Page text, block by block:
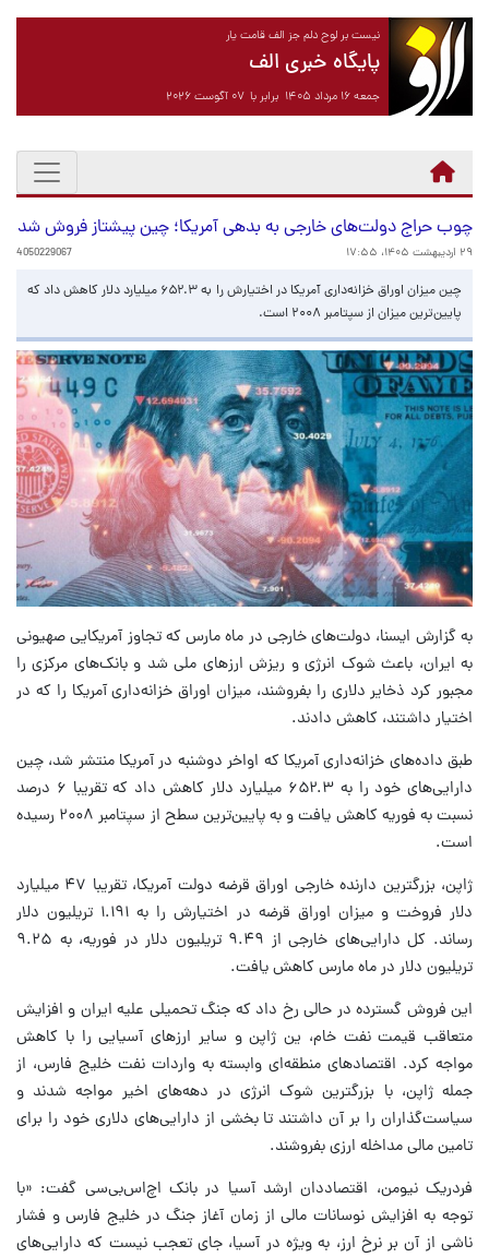
نیست بر لوح دلم جز الف قامت یار
پایگاه خبری الف
جمعه ۱۶ مرداد ۱۴۰۵ برابر با ۰۷ آگوست ۲۰۲۶
چوب حراج دولت‌های خارجی به بدهی آمریکا؛ چین پیشتاز فروش شد
۲۹ اردیبهشت ۱۴۰۵، ۱۷:۵۵ 4050229067
چین میزان اوراق خزانه‌داری آمریکا در اختیارش را به ۶۵۲.۳ میلیارد دلار کاهش داد که
پایین‌ترین میزان از سپتامبر ۲۰۰۸ است.
به گزارش ایسنا، دولت‌های خارجی در ماه مارس که تجاوز آمریکایی صهیونی
به ایران، باعث شوک انرژی و ریزش ارزهای ملی شد و بانک‌های مرکزی را
مجبور کرد ذخایر دلاری را بفروشند، میزان اوراق خزانه‌داری آمریکا را که در
اختیار داشتند، کاهش دادند.
طبق داده‌های خزانه‌داری آمریکا که اواخر دوشنبه در آمریکا منتشر شد، چین
دارایی‌های خود را به ۶۵۲.۳ میلیارد دلار کاهش داد که تقریبا ۶ درصد
نسبت به فوریه کاهش یافت و به پایین‌ترین سطح از سپتامبر ۲۰۰۸ رسیده
است.
ژاپن، بزرگترین دارنده خارجی اوراق قرضه دولت آمریکا، تقریبا ۴۷ میلیارد
دلار فروخت و میزان اوراق قرضه در اختیارش را به ۱.۱۹۱ تریلیون دلار
رساند. کل دارایی‌های خارجی از ۹.۴۹ تریلیون دلار در فوریه، به ۹.۲۵
تریلیون دلار در ماه مارس کاهش یافت.
این فروش گسترده در حالی رخ داد که جنگ تحمیلی علیه ایران و افزایش
متعاقب قیمت نفت خام، ین ژاپن و سایر ارزهای آسیایی را با کاهش
مواجه کرد. اقتصادهای منطقه‌ای وابسته به واردات نفت خلیج فارس، از
جمله ژاپن، با بزرگترین شوک انرژی در دهه‌های اخیر مواجه شدند و
سیاست‌گذاران را بر آن داشتند تا بخشی از دارایی‌های دلاری خود را برای
تامین مالی مداخله ارزی بفروشند.
فردریک نیومن، اقتصاددان ارشد آسیا در بانک اچ‌اس‌بی‌سی گفت: «با
توجه به افزایش نوسانات مالی از زمان آغاز جنگ در خلیج فارس و فشار
ناشی از آن بر نرخ ارز، به ویژه در آسیا، جای تعجب نیست که دارایی‌های